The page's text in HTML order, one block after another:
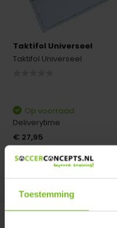
Toestemming
Taktifol Universeel
Taktifol Universeel
Op voorraad
Deliverytime
€ 27,95